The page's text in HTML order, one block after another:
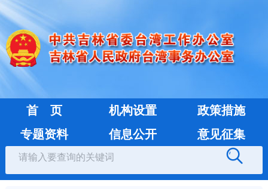
首 页 机构设置
政策措施
专题资料
信息公开 意见征集